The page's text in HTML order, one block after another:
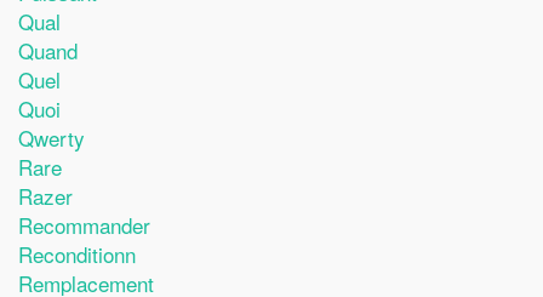
Qual
Quand
Quel
Quoi
Qwerty
Rare
Razer
Recommander
Reconditionn
Remplacement